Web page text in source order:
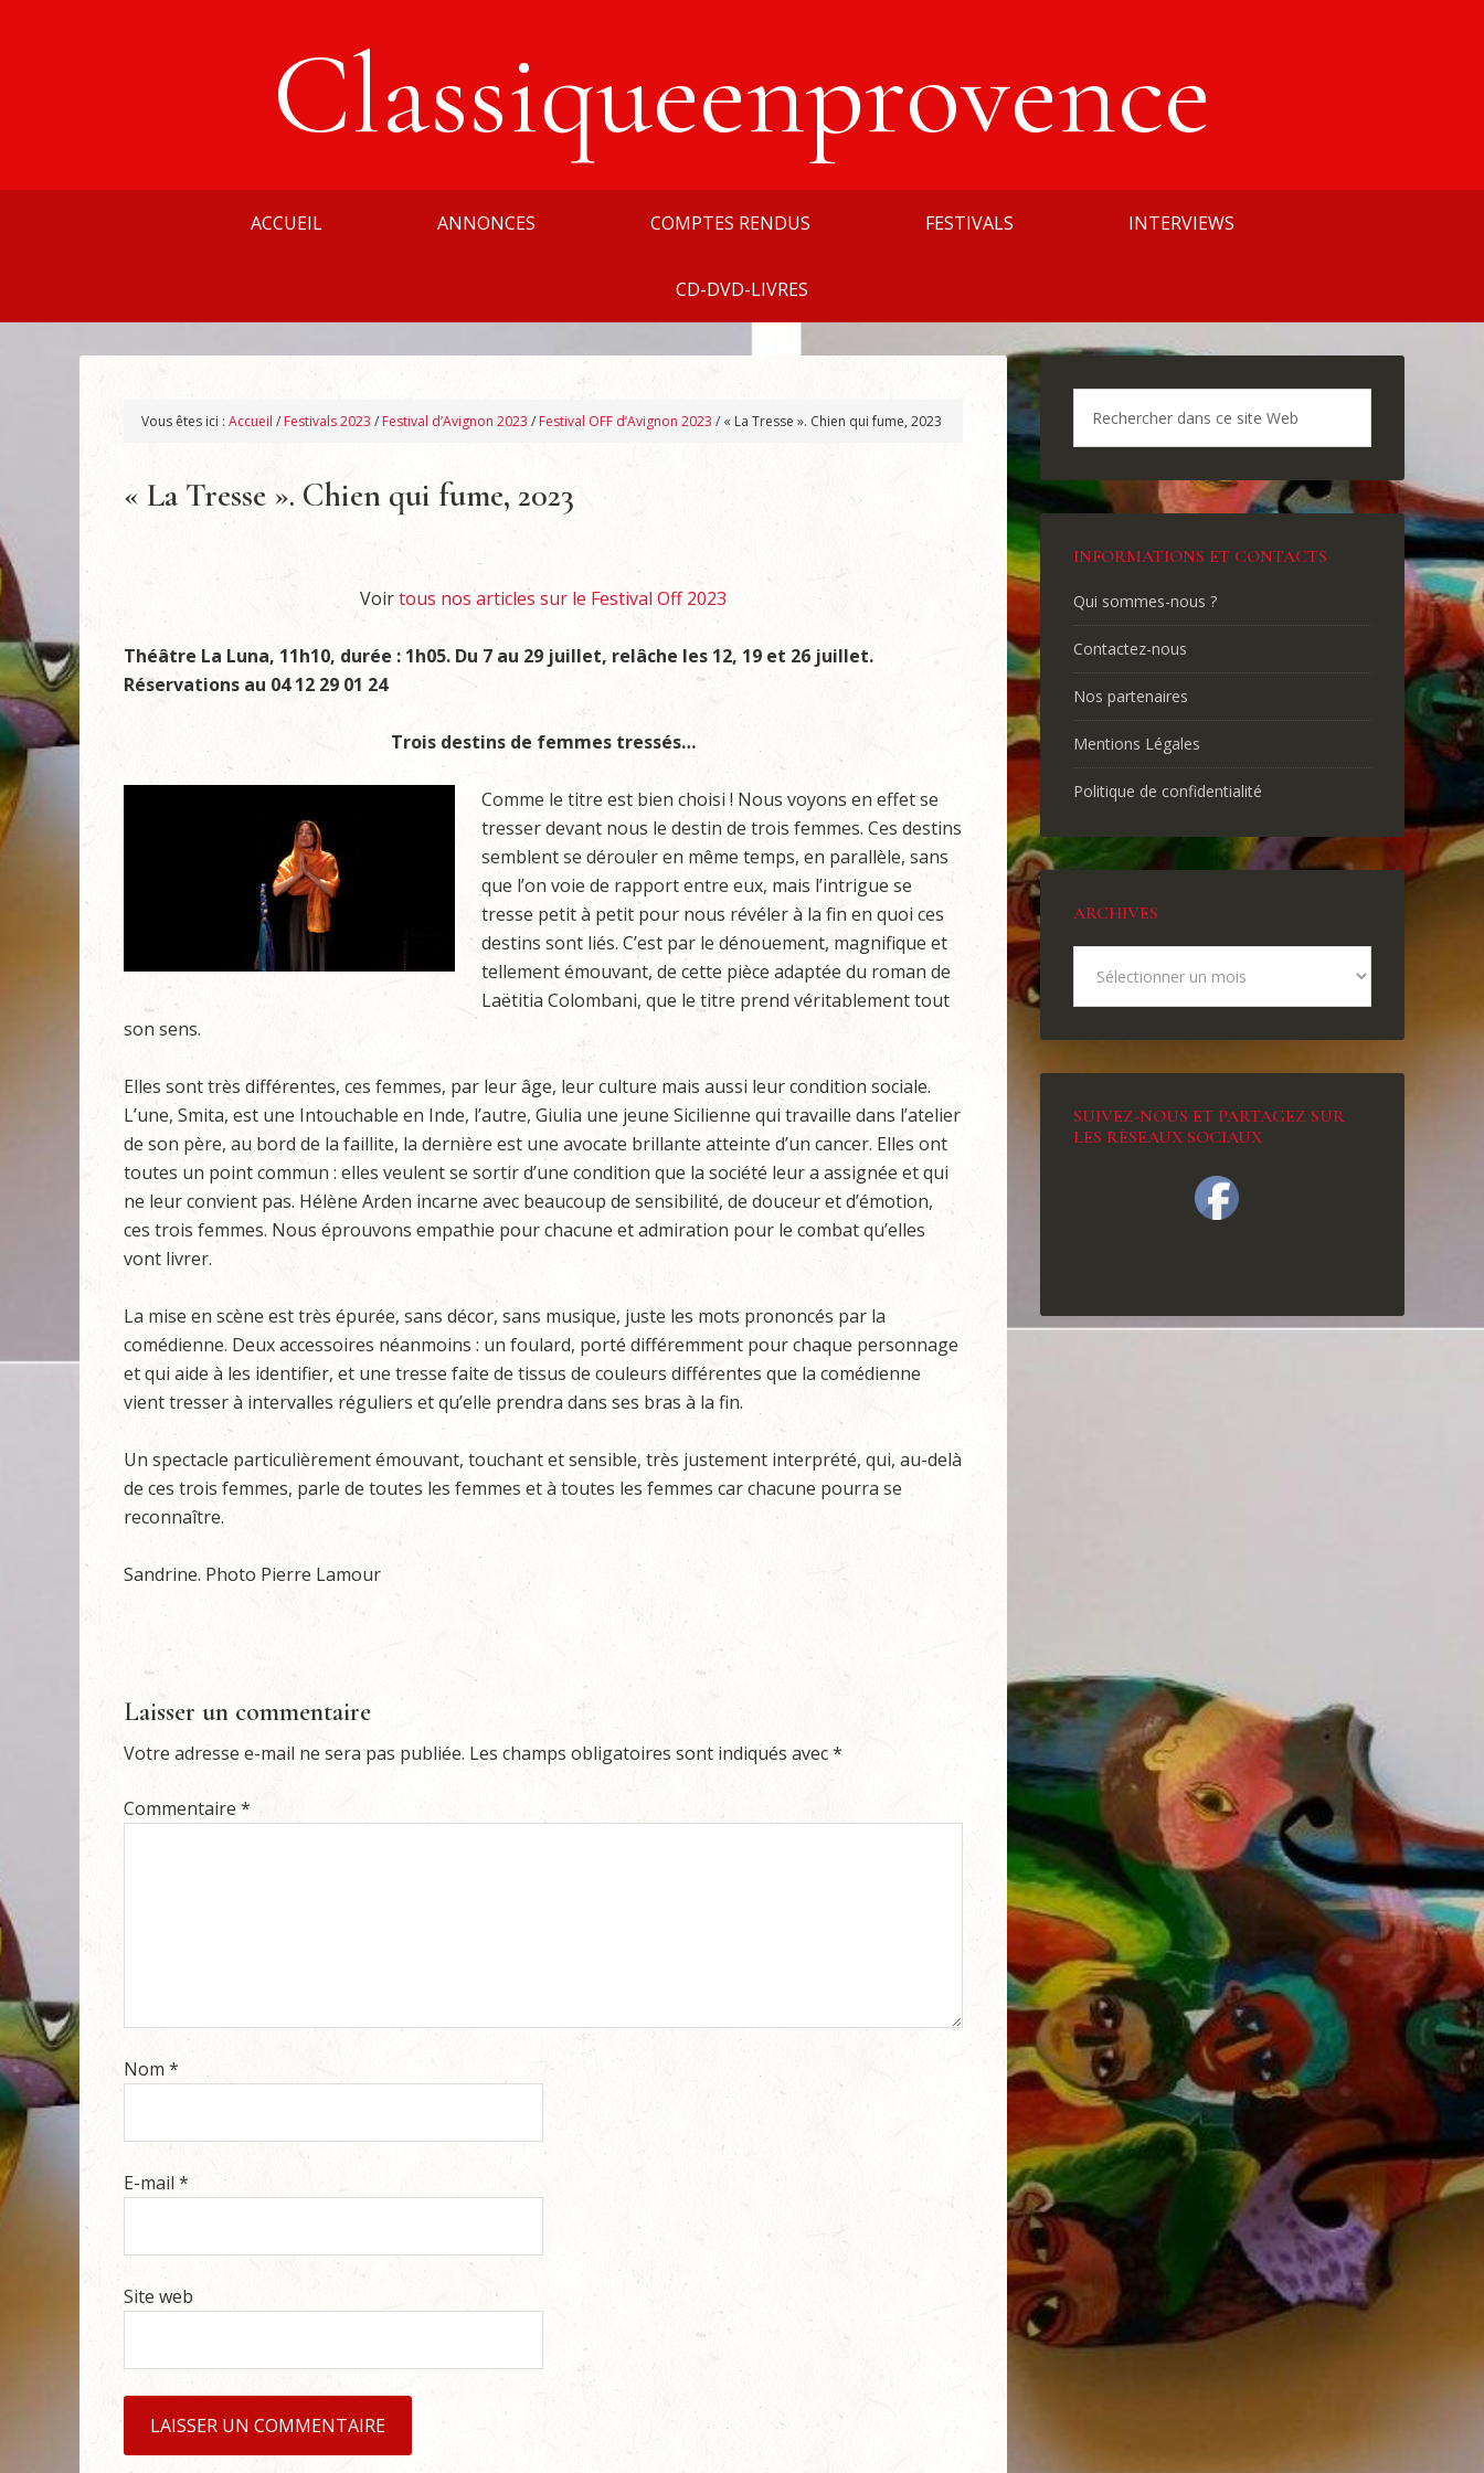
Classiqueenprovence
ACCUEIL ANNONCES COMPTES RENDUS FESTIVALS INTERVIEWS
CD-DVD-LIVRES
Vous êtes ici : Accueil / Festivals 2023 / Festival d’Avignon 2023 / Festival OFF d’Avignon 2023 / « La Tresse ». Chien qui fume, 2023
« La Tresse ». Chien qui fume, 2023
Voirtous nos articles sur le Festival Off 2023
Théâtre La Luna, 11h10, durée : 1h05. Du 7 au 29 juillet, relâche les 12, 19 et 26 juillet.
Réservations au 04 12 29 01 24
Trois destins de femmes tressés…
Comme le titre est bien choisi ! Nous voyons en effet se
tresser devant nous le destin de trois femmes. Ces destins
semblent se dérouler en même temps, en parallèle, sans
que l’on voie de rapport entre eux, mais l’intrigue se
tresse petit à petit pour nous révéler à la fin en quoi ces
destins sont liés. C’est par le dénouement, magnifique et
tellement émouvant, de cette pièce adaptée du roman de
Laëtitia Colombani, que le titre prend véritablement tout
son sens.
Elles sont très différentes, ces femmes, par leur âge, leur culture mais aussi leur condition sociale.
L’une, Smita, est une Intouchable en Inde, l’autre, Giulia une jeune Sicilienne qui travaille dans l’atelier
de son père, au bord de la faillite, la dernière est une avocate brillante atteinte d’un cancer. Elles ont
toutes un point commun : elles veulent se sortir d’une condition que la société leur a assignée et qui
ne leur convient pas. Hélène Arden incarne avec beaucoup de sensibilité, de douceur et d’émotion,
ces trois femmes. Nous éprouvons empathie pour chacune et admiration pour le combat qu’elles
vont livrer.
La mise en scène est très épurée, sans décor, sans musique, juste les mots prononcés par la
comédienne. Deux accessoires néanmoins : un foulard, porté différemment pour chaque personnage
et qui aide à les identifier, et une tresse faite de tissus de couleurs différentes que la comédienne
vient tresser à intervalles réguliers et qu’elle prendra dans ses bras à la fin.
Un spectacle particulièrement émouvant, touchant et sensible, très justement interprété, qui, au-delà
de ces trois femmes, parle de toutes les femmes et à toutes les femmes car chacune pourra se
reconnaître.
Sandrine. Photo Pierre Lamour
Laisser un commentaire
Votre adresse e-mail ne sera pas publiée. Les champs obligatoires sont indiqués avec*
Commentaire *
Nom *
E-mail *
Site web
INFORMATIONS ET CONTACTS
Qui sommes-nous ?
Contactez-nous
Nos partenaires
Mentions Légales
Politique de confidentialité
ARCHIVES
SUIVEZ-NOUS ET PARTAGEZ SUR
LES RÉSEAUX SOCIAUX